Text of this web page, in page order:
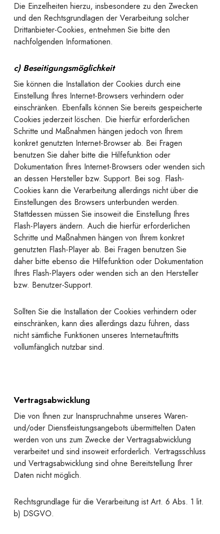
Die Einzelheiten hierzu, insbesondere zu den Zwecken
und den Rechtsgrundlagen der Verarbeitung solcher
Drittanbieter-Cookies, entnehmen Sie bitte den
nachfolgenden Informationen.
c) Beseitigungsmöglichkeit
Sie können die Installation der Cookies durch eine
Einstellung Ihres Internet-Browsers verhindern oder
einschränken. Ebenfalls können Sie bereits gespeicherte
Cookies jederzeit löschen. Die hierfür erforderlichen
Schritte und Maßnahmen hängen jedoch von Ihrem
konkret genutzten Internet-Browser ab. Bei Fragen
benutzen Sie daher bitte die Hilfefunktion oder
Dokumentation Ihres Internet-Browsers oder wenden sich
an dessen Hersteller bzw. Support. Bei sog. Flash-
Cookies kann die Verarbeitung allerdings nicht über die
Einstellungen des Browsers unterbunden werden.
Stattdessen müssen Sie insoweit die Einstellung Ihres
Flash-Players ändern. Auch die hierfür erforderlichen
Schritte und Maßnahmen hängen von Ihrem konkret
genutzten Flash-Player ab. Bei Fragen benutzen Sie
daher bitte ebenso die Hilfefunktion oder Dokumentation
Ihres Flash-Players oder wenden sich an den Hersteller
bzw. Benutzer-Support.
Sollten Sie die Installation der Cookies verhindern oder
einschränken, kann dies allerdings dazu führen, dass
nicht sämtliche Funktionen unseres Internetauftritts
vollumfänglich nutzbar sind.
Vertragsabwicklung
Die von Ihnen zur Inanspruchnahme unseres Waren-
und/oder Dienstleistungsangebots übermittelten Daten
werden von uns zum Zwecke der Vertragsabwicklung
verarbeitet und sind insoweit erforderlich. Vertragsschluss
und Vertragsabwicklung sind ohne Bereitstellung Ihrer
Daten nicht möglich.
Rechtsgrundlage für die Verarbeitung ist Art. 6 Abs. 1 lit.
b) DSGVO.